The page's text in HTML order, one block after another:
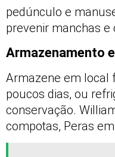
pedúnculo e
prevenir manchas
Armazenamento
Armazene em local
poucos dias, ou
conservação.
compotas, Peras